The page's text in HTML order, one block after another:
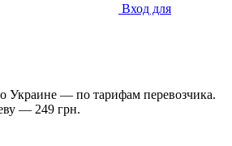
Вход для
Украине — по тарифам перевозчика.
— 249 грн.